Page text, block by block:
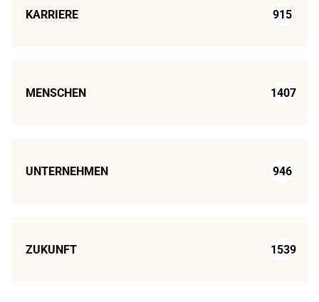
KARRIERE 915
MENSCHEN 1407
UNTERNEHMEN 946
ZUKUNFT 1539